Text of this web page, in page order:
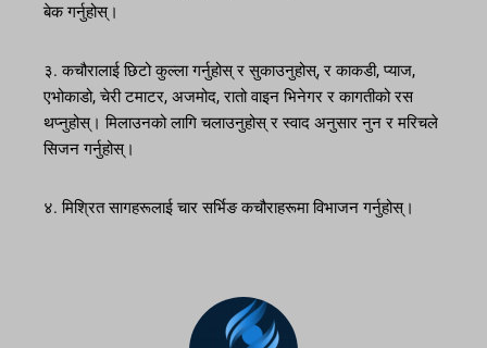
बेक गर्नुहोस्।
३. कचौरालाई छिटो कुल्ला गर्नुहोस् र सुकाउनुहोस्, र काकडी, प्याज,
एभोकाडो, चेरी टमाटर, अजमोद, रातो वाइन भिनेगर र कागतीको रस
थप्नुहोस्। मिलाउनको लागि चलाउनुहोस् र स्वाद अनुसार नुन र मरिचले
सिजन गर्नुहोस्।
४. मिश्रित सागहरूलाई चार सर्भिङ कचौराहरूमा विभाजन गर्नुहोस्।